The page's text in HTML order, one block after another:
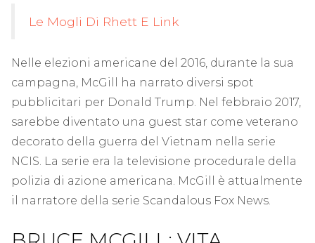
Le Mogli Di Rhett E Link
Nelle elezioni americane del 2016, durante la sua
campagna, McGill ha narrato diversi spot
pubblicitari per Donald Trump. Nel febbraio 2017,
sarebbe diventato una guest star come veterano
decorato della guerra del Vietnam nella serie
NCIS. La serie era la televisione procedurale della
polizia di azione americana. McGill è attualmente
il narratore della serie Scandalous Fox News.